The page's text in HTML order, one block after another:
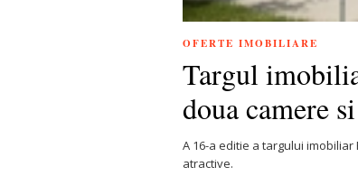
OFERTE IMOBILIARE
Targul
doua camere
A 16-a editie a targului
atractive.